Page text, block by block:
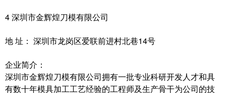
4 深圳市金辉煌刀模有限公司
地 址： 深圳市龙岗区爱联前进村北巷14号
企业简介：
深圳市金辉煌刀模有限公司拥有一批专业科研开发人才和具
有数十年模具加工工艺经验的工程师及生产骨干为公司的技